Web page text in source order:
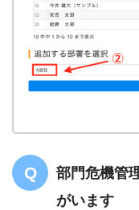
部門危機管
がいます